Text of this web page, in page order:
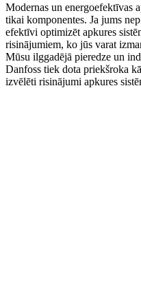
Modernas un energoefektīvas
tikai komponentes. Ja jums
efektīvi optimizēt apkures
risinājumiem, ko jūs varat
Mūsu ilggadējā pieredze un
Danfoss tiek dota priekšroka
izvēlēti risinājumi apkures